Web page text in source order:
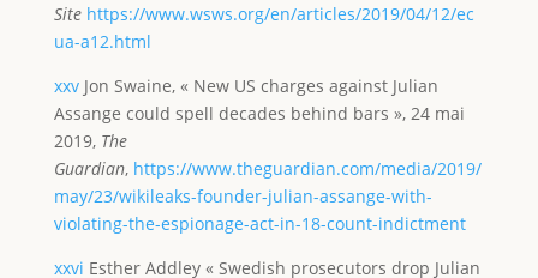
Site https://www.wsws.org/en/articles/2019/04/12/ec
ua-a12.html
xxv Jon Swaine, « New US charges against Julian
Assange could spell decades behind bars », 24 mai
2019, The
Guardian, https://www.theguardian.com/media/2019/
may/23/wikileaks-founder-julian-assange-with-
violating-the-espionage-act-in-18-count-indictment
xxvi Esther Addley « Swedish prosecutors drop Julian